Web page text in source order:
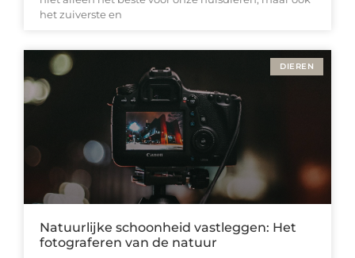
het zuiverste en
DIEREN
Natuurlijke schoonheid vastleggen: Het
fotograferen van de natuur